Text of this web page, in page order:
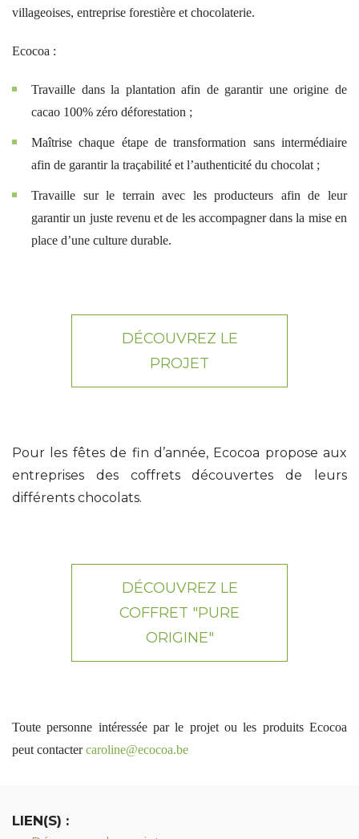
villageoises, entreprise forestière et chocolaterie.
Ecocoa :
Travaille dans la plantation afin de garantir une origine de
cacao 100% zéro déforestation ;
Maîtrise chaque étape de transformation sans intermédiaire
afin de garantir la traçabilité et l’authenticité du chocolat ;
Travaille sur le terrain avec les producteurs afin de leur
garantir un juste revenu et de les accompagner dans la mise en
place d’une culture durable.
DÉCOUVREZ LE
PROJET
Pour les fêtes de fin d’année, Ecocoa propose aux
entreprises des coffrets découvertes de leurs
différents chocolats.
DÉCOUVREZ LE
COFFRET "PURE
ORIGINE"
Toute personne intéressée par le projet ou les produits Ecocoa
peut contactercaroline@ecocoa.be
LIEN(S) :